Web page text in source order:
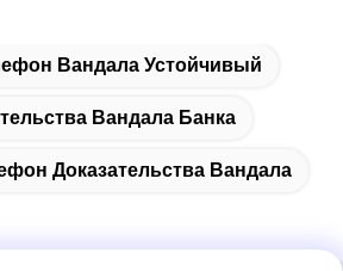
Вандала Устойчивый
Вандала Банка
Доказательства Вандала